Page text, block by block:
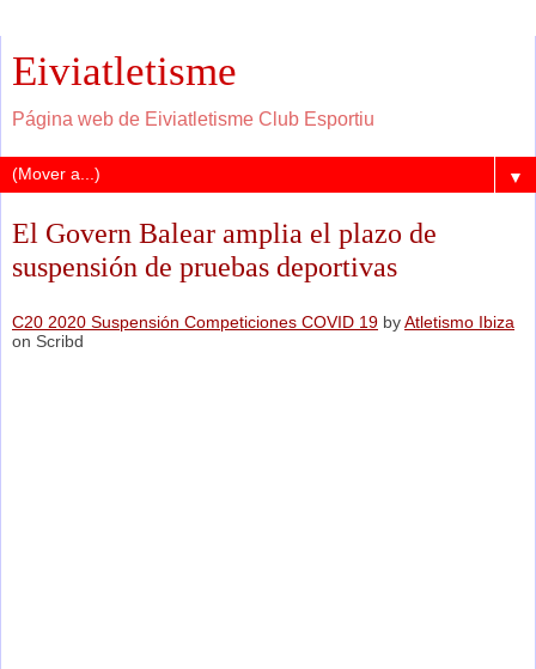
Eiviatletisme
Página web de Eiviatletisme Club Esportiu
▼
El Govern Balear amplia el plazo de
suspensión de pruebas deportivas
C20 2020 Suspensión Competiciones COVID 19 byAtletismo Ibiza
on Scribd